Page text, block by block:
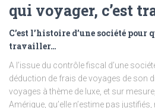
qui voyager, c’est
C’est l’histoire d’une société pour
travailler…
A l’issue du contrôle fiscal d’une
déduction de frais de voyages de son
voyages à thème de luxe, et sur
Amérique, qu’elle n’estime pas